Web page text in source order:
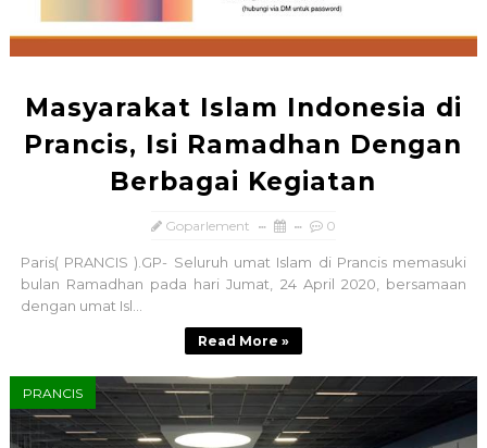
Masyarakat Islam Indonesia di
Prancis, Isi Ramadhan Dengan
Berbagai Kegiatan
Goparlement 0
Paris( PRANCIS ).GP- Seluruh umat Islam di Prancis memasuki
bulan Ramadhan pada hari Jumat, 24 April 2020, bersamaan
dengan umat Isl...
Read More »
PRANCIS